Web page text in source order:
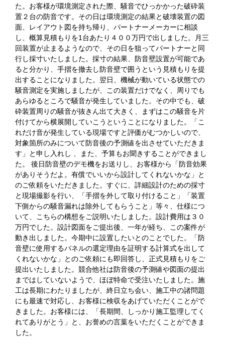
た。お客様が環境測定された際、騒音でひっかかった破砕装
置２台の防音です。その日は環境測定の結果と破壊装置の図
面、レイアウト図を持ち帰り、パートナーメーカーに相談
し、概算見積もりを1台あたり４００万円で出しました。月三
回装置が止まるようなので、その日を狙ってパートナーと同
行し採寸いたしました。採寸の結果、防音壁設置が可能であ
ると分かり、手摺を撤去し防音壁で囲うという見積もりを提
出することになりました。翌日、機械が動いている状態での
騒音測定を実施しましたが、この装置だけでなく、周りでも
あらゆるところで騒音が発生していました。その中でも、破
砕装置周りの騒音が抜きん出て大きく、まずはこの騒音を片
付けてから横展開していこうということになりました。「こ
れだけ音が発生している現場ですと評価がむつかしいので、
対象箇所のみについて防音後の予測値を出させていただきま
す」と申し入れし 、また、予算もお聞きすることができまし
た。 後日防音壁のデモ機をお送りし、お客様から「防音効果
がありそうだよ。有償でいいから設計してくれないかな」と
のご依頼をいただきました。すぐに、詳細設計のための採寸
と現場撮影を行い、「手摺を外して取り付けること」「装置
下側からの騒音漏れは除外してもらうこと」等々、仕様につ
いて、こちらの構想をご説明いたしました。設計費用は３０
万円でした。設計図面をご提出後、一年が経ち、この案件が
動き出しました。今期中に設置したいとのことでした。「防
音壁に使用するパネルの選定理由を証明する計算式を出して
くれないかな」とのご依頼にも即回答し、正式見積もりをご
提出いたしました。競合他社は防音後の予測値や図面の提出
まではしていないようで、ほぼ特命で受注いたしました。施
工は長期にわたりましたが、終日立ち会い、施工中の諸問題
にも最速で対応し、お客様に検収をあげていただくことがで
きました。お客様には、「長期間、しっかり施工監理してく
れてありがとう」と、お誉めの言葉をいただくことができま
した。